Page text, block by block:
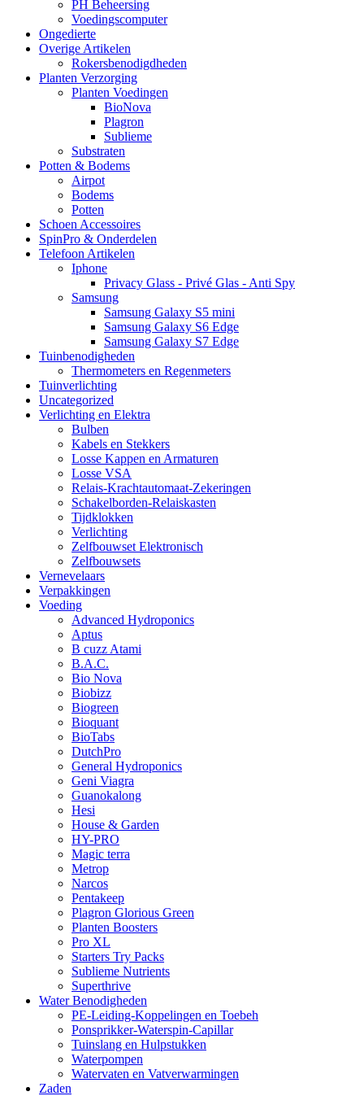
PH Beheersing
Voedingscomputer
Ongedierte
Overige Artikelen
Rokersbenodigdheden
Planten Verzorging
Planten Voedingen
BioNova
Plagron
Sublieme
Substraten
Potten & Bodems
Airpot
Bodems
Potten
Schoen Accessoires
SpinPro & Onderdelen
Telefoon Artikelen
Iphone
Privacy Glass - Privé Glas - Anti Spy
Samsung
Samsung Galaxy S5 mini
Samsung Galaxy S6 Edge
Samsung Galaxy S7 Edge
Tuinbenodigheden
Thermometers en Regenmeters
Tuinverlichting
Uncategorized
Verlichting en Elektra
Bulben
Kabels en Stekkers
Losse Kappen en Armaturen
Losse VSA
Relais-Krachtautomaat-Zekeringen
Schakelborden-Relaiskasten
Tijdklokken
Verlichting
Zelfbouwset Elektronisch
Zelfbouwsets
Vernevelaars
Verpakkingen
Voeding
Advanced Hydroponics
Aptus
B cuzz Atami
B.A.C.
Bio Nova
Biobizz
Biogreen
Bioquant
BioTabs
DutchPro
General Hydroponics
Geni Viagra
Guanokalong
Hesi
House & Garden
HY-PRO
Magic terra
Metrop
Narcos
Pentakeep
Plagron Glorious Green
Planten Boosters
Pro XL
Starters Try Packs
Sublieme Nutrients
Superthrive
Water Benodigheden
PE-Leiding-Koppelingen en Toebeh
Ponsprikker-Waterspin-Capillar
Tuinslang en Hulpstukken
Waterpompen
Watervaten en Vatverwarmingen
Zaden